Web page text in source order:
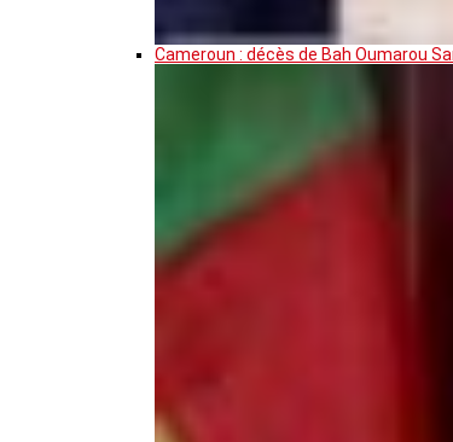
Cameroun : décès de Bah Oumarou